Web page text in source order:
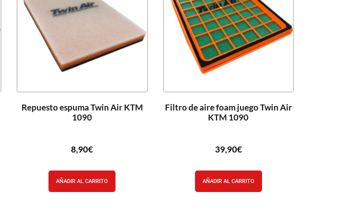
Repuesto espuma Twin Air KTM
1090
8,90€
AÑADIR AL CARRITO
Filtro de aire foam juego Twin Air
KTM 1090
39,90€
AÑADIR AL CARRITO